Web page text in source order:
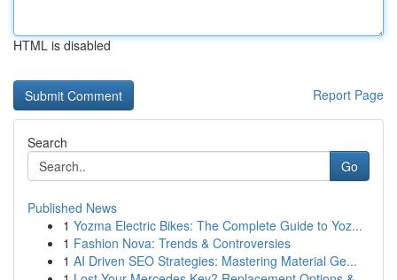
HTML is disabled
Report Page
Search
Go
Published News
1 Yozma Electric Bikes: The Complete Guide to Yoz...
1 Fashion Nova: Trends & Controversies
1 AI Driven SEO Strategies: Mastering Material Ge...